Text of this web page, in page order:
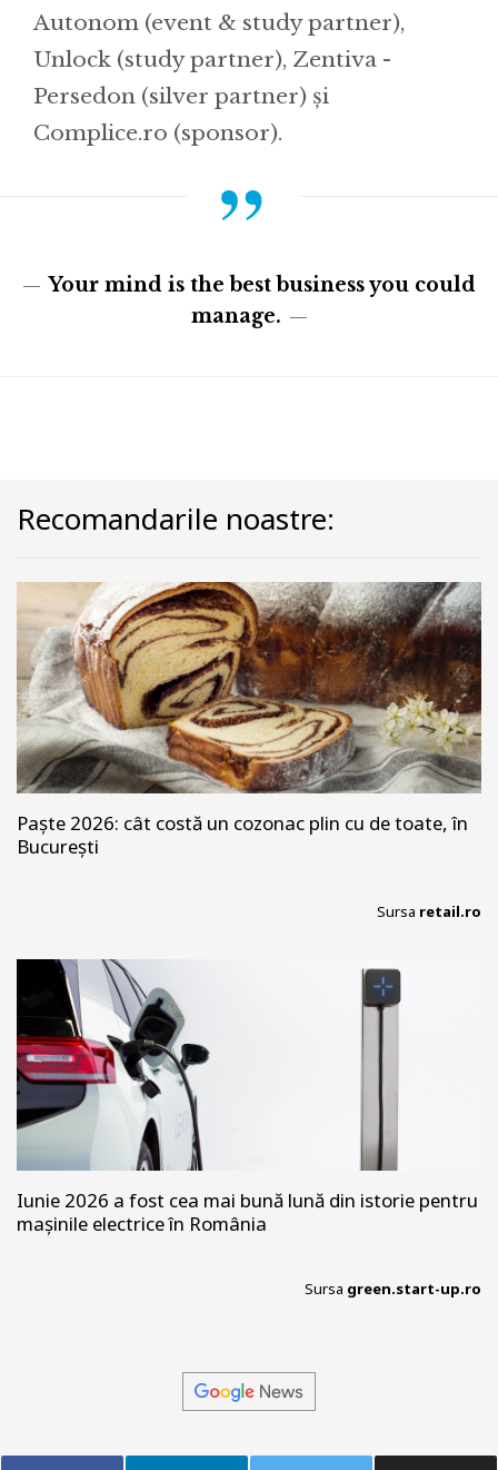
Autonom (event & study partner),
Unlock (study partner), Zentiva -
Persedon (silver partner) și
Complice.ro (sponsor).
Your mind is the best business you could
manage.
Recomandarile noastre:
Paște 2026: cât costă un cozonac plin cu de toate, în
București
Sursa retail.ro
Iunie 2026 a fost cea mai bună lună din istorie pentru
mașinile electrice în România
Sursa green.start-up.ro